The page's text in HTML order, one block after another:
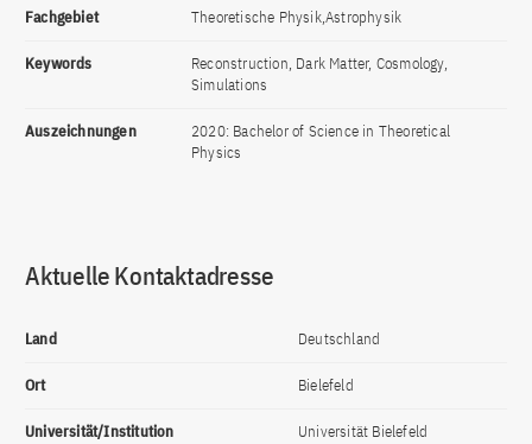
Fachgebiet Theoretische Physik,Astrophysik
Keywords
Reconstruction, Dark Matter, Cosmology,
Simulations
Auszeichnungen
2020: Bachelor of Science in Theoretical
Physics
Aktuelle Kontaktadresse
Land Deutschland
Ort Bielefeld
Universität/Institution Universität Bielefeld